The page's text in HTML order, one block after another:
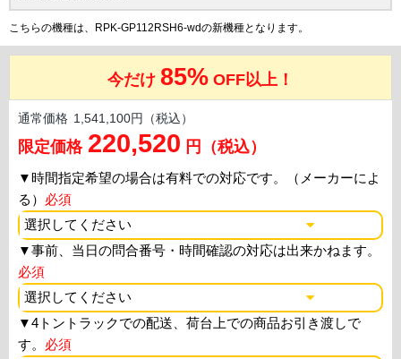
こちらの機種は、RPK-GP112RSH6-wdの新機種となります。
今だけ 85% OFF以上！
通常価格 1,541,100円（税込）
限定価格 220,520 円（税込）
▼時間指定希望の場合は有料での対応です。（メーカーによ
る） 必須
▼事前、当日の問合番号・時間確認の対応は出来かねます。
必須
▼4トントラックでの配送、荷台上での商品お引き渡しで
す。 必須